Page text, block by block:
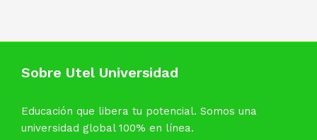
Sobre Utel Universidad
Educación que libera tu potencial. Somos una
universidad global 100% en línea.